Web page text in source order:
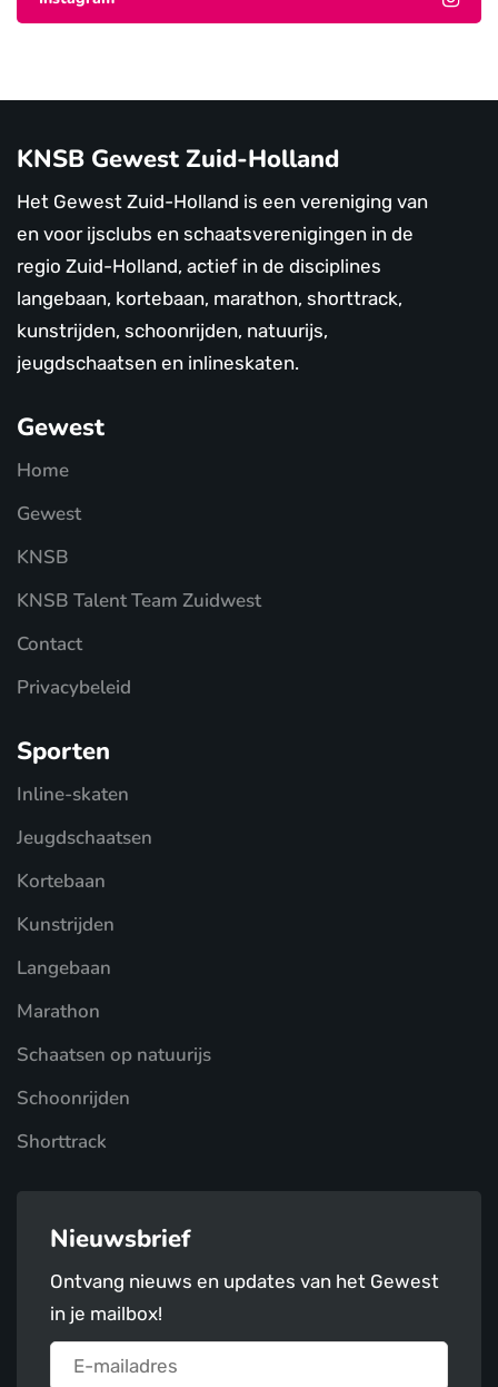
KNSB Gewest Zuid-Holland
Het Gewest Zuid-Holland is een vereniging van
en voor ijsclubs en schaatsverenigingen in de
regio Zuid-Holland, actief in de disciplines
langebaan, kortebaan, marathon, shorttrack,
kunstrijden, schoonrijden, natuurijs,
jeugdschaatsen en inlineskaten.
Gewest
Home
Gewest
KNSB
KNSB Talent Team Zuidwest
Contact
Privacybeleid
Sporten
Inline-skaten
Jeugdschaatsen
Kortebaan
Kunstrijden
Langebaan
Marathon
Schaatsen op natuurijs
Schoonrijden
Shorttrack
Nieuwsbrief
Ontvang nieuws en updates van het Gewest
in je mailbox!